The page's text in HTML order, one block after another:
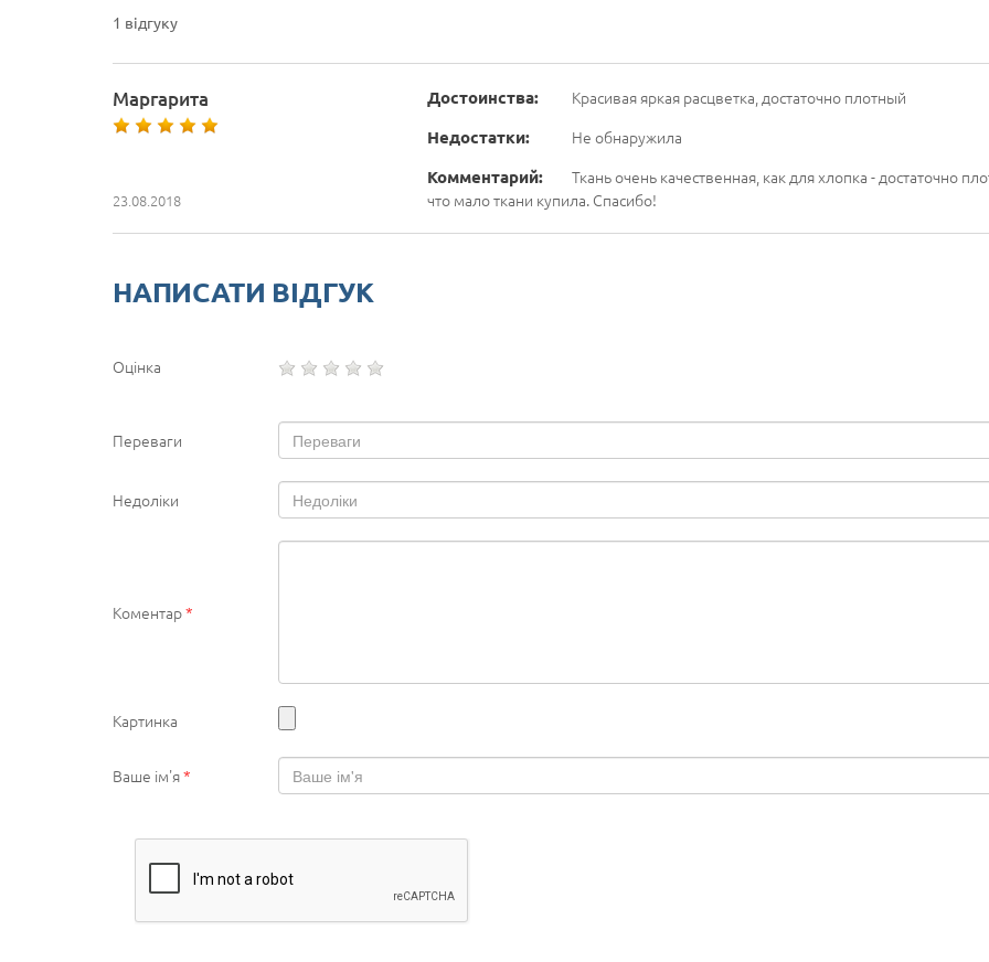
1 відгуку
Маргарита
23.08.2018
Достоинства:
Красивая яркая расцветка, достаточно плотный
Недостатки:
Не обнаружила
Комментарий:
Ткань очень качественная, как для хлопка - достаточно
что мало ткани купила. Спасибо!
НАПИСАТИ ВІДГУК
Оцінка
Переваги
Недоліки
Коментар*
Картинка
Ваше ім'я*